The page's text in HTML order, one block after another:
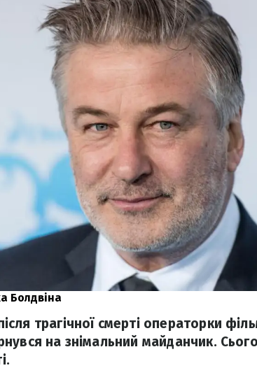
Болдвіна
трагічної смерті операторки
на знімальний майданчик.